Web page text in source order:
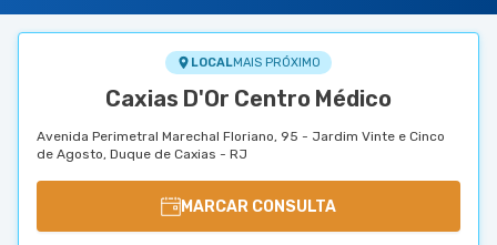
LOCALMAIS PRÓXIMO
Caxias D'Or Centro Médico
Avenida Perimetral Marechal Floriano, 95 - Jardim Vinte e Cinco
de Agosto, Duque de Caxias - RJ
MARCAR CONSULTA